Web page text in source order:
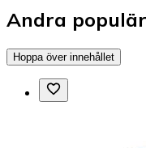
Andra
Hoppa över innehållet